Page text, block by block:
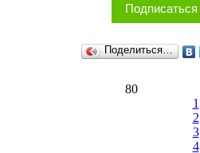
Подписаться
Поделиться…
80
1
2
3
4